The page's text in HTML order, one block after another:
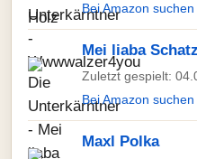
Bei Amazon
Mei liaba Schatz
Zuletzt gespielt:
Bei Amazon
Maxl Polka